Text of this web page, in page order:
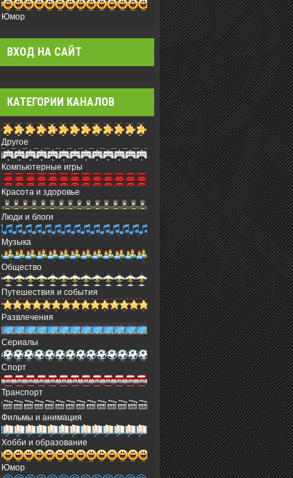
Юмор
ВХОД НА САЙТ
КАТЕГОРИИ КАНАЛОВ
Другое
Компьютерные игры
Красота и здоровье
Люди и блоги
Музыка
Общество
Путешествия и события
Развлечения
Сериалы
Спорт
Транспорт
Фильмы и анимация
Хобби и образование
Юмор